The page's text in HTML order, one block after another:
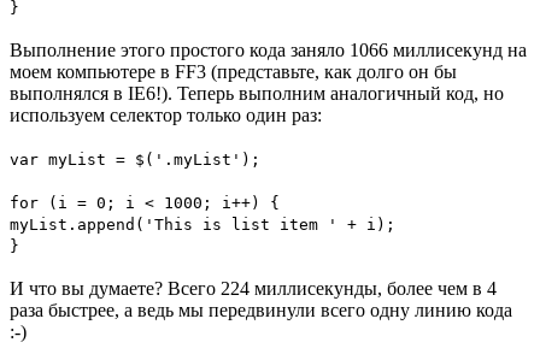
}
Выполнение этого простого кода заняло 1066 миллисекунд на
моем компьютере в FF3 (представьте, как долго он бы
выполнялся в IE6!). Теперь выполним аналогичный код, но
используем селектор только один раз:
var myList = $('.myList');
for (i = 0; i < 1000; i++) {
myList.append('This is list item ' + i);
}
И что вы думаете? Всего 224 миллисекунды, более чем в 4
раза быстрее, а ведь мы передвинули всего одну линию кода
:-)